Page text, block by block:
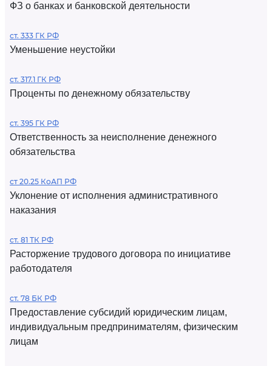
ФЗ о банках и банковской деятельности
ст. 333 ГК РФ
Уменьшение неустойки
ст. 317.1 ГК РФ
Проценты по денежному обязательству
ст. 395 ГК РФ
Ответственность за неисполнение денежного
обязательства
ст 20.25 КоАП РФ
Уклонение от исполнения административного
наказания
ст. 81 ТК РФ
Расторжение трудового договора по инициативе
работодателя
ст. 78 БК РФ
Предоставление субсидий юридическим лицам,
индивидуальным предпринимателям, физическим
лицам